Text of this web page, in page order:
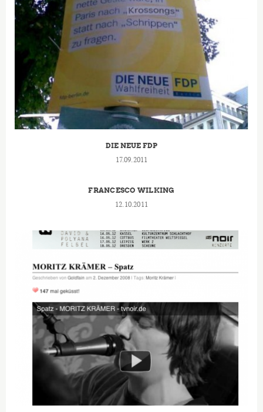
DIE NEUE FDP
17.09.2011
FRANCESCO WILKING
12.10.2011